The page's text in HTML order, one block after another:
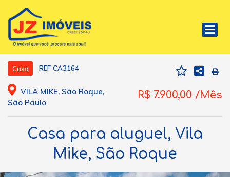
Casa REF CA3164
VILA MIKE, São Roque,
São Paulo
R$ 7.900,00 /Mês
Casa para aluguel, Vila
Mike, São Roque